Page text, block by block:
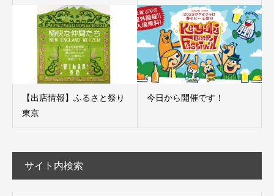
【出店情報】ふるさと祭り
東京
今日から開催です！
サイト内検索